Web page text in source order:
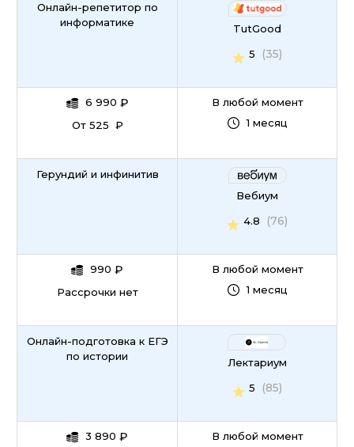
Онлайн-репетитор по
информатике
6 990 ₽
От 525 ₽
TutGood
5
(35)
В любой момент
1 месяц
Герундий и инфинитив
990 ₽
Рассрочки нет
Вебиум
4.8
(76)
В любой момент
1 месяц
Онлайн-подготовка к ЕГЭ
по истории
3 890 ₽
Лектариум
5
(85)
В любой момент